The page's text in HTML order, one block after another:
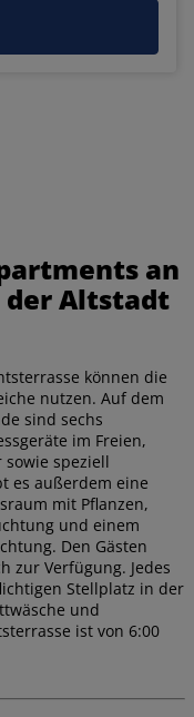
an
der Altstadt
können die
nutzen. Auf dem
sind sechs
im Freien,
speziell
es außerdem eine
mit Pflanzen,
und einem
Den Gästen
zur Verfügung. Jedes
Stellplatz in der
und
ist von 6:00